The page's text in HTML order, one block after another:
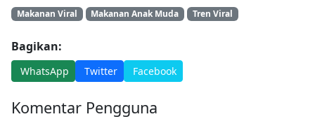
Makanan Viral Makanan Anak Muda Tren Viral
Bagikan:
WhatsApp Twitter Facebook
Komentar Pengguna